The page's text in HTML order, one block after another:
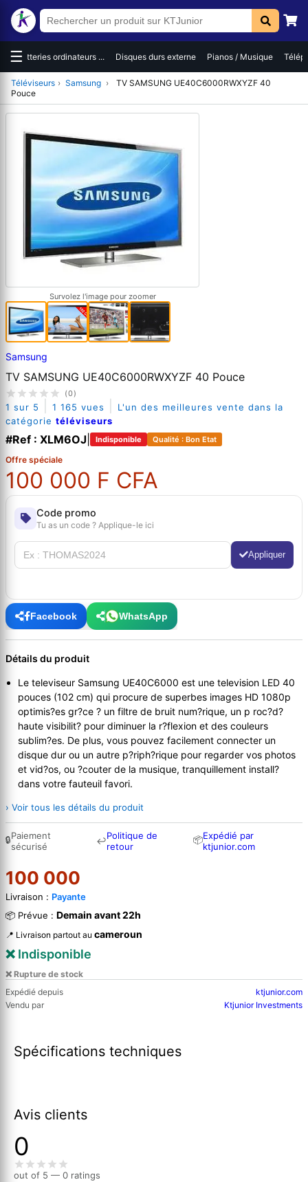
☰Batteries ordinateurs ... Disques durs externe Pianos / Musique
Téléviseurs › Samsung ›
TV SAMSUNG UE40C6000RWXYZF 40
Pouce
Survolez l'image pour zoomer
Samsung
TV SAMSUNG UE40C6000RWXYZF 40 Pouce
(0)
1 sur 5 1 165 vues
L'un des meilleures vente dans la
catégorie téléviseurs
#Ref : XLM6OJ Indisponible Qualité : Bon Etat
Offre spéciale
100 000 F CFA
Code promo
Tu as un code ? Applique-le ici
Appliquer
Facebook WhatsApp
Détails du produit
Le televiseur Samsung UE40C6000 est une television LED 40
pouces (102 cm) qui procure de superbes images HD 1080p
optimis?es gr?ce ? un filtre de bruit num?rique, un p roc?d?
haute visibilit? pour diminuer la r?flexion et des couleurs
sublim?es. De plus, vous pouvez facilement connecter un
disque dur ou un autre p?riph?rique pour regarder vos photos
et vid?os, ou ?couter de la musique, tranquillement install?
dans votre fauteuil favori.
› Voir tous les détails du produit
🔒Paiement
sécurisé
↩Politique de
retour
📦Expédié par
ktjunior.com
100 000
Livraison : Payante
📦 Prévue : Demain avant 22h
📍 Livraison partout au cameroun
❌ Indisponible
❌ Rupture de stock
Expédié depuis
ktjunior.com
Vendu par
Ktjunior Investments
Spécifications techniques
Avis clients
0
out of 5 — 0 ratings